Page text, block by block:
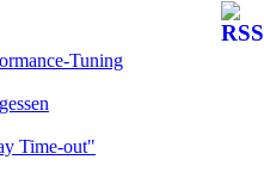
Tuning
Time-out"